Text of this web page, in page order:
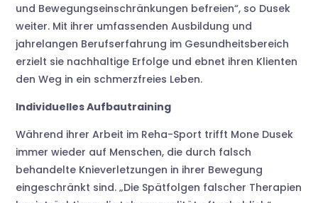
und Bewegungseinschränkungen befreien“, so Dusek
weiter. Mit ihrer umfassenden Ausbildung und
jahrelangen Berufserfahrung im Gesundheitsbereich
erzielt sie nachhaltige Erfolge und ebnet ihren Klienten
den Weg in ein schmerzfreies Leben.
Individuelles Aufbautraining
Während ihrer Arbeit im Reha-Sport trifft Mone Dusek
immer wieder auf Menschen, die durch falsch
behandelte Knieverletzungen in ihrer Bewegung
eingeschränkt sind. „Die Spätfolgen falscher Therapien